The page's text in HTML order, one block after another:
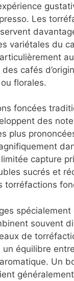
Les
variétales du
cafés
florales.
foncées
des
plus
limitée capture
sucrés et
torréfactions
spécialement
souvent
de
un équilibre
Un